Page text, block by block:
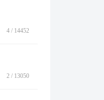
4 / 14452
2 / 13050